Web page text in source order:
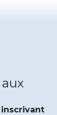
inscrivant